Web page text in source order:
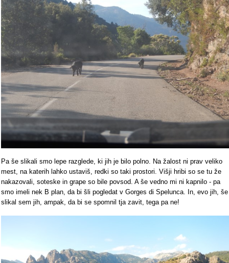
Pa še slikali smo lepe razglede, ki jih je bilo polno. Na žalost ni prav veliko
mest, na katerih lahko ustaviš, redki so taki prostori. Višji hribi so se tu že
nakazovali, soteske in grape so bile povsod. A še vedno mi ni kapnilo - pa
smo imeli nek B plan, da bi šli pogledat v Gorges di Spelunca. In, evo jih, še
slikal sem jih, ampak, da bi se spomnil tja zavit, tega pa ne!